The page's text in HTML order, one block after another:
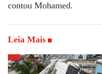
contou Mohamed.
Leia Mais